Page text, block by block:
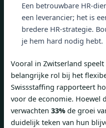
Een betrouwbare HR-
een leverancier; het is
bredere HR-strategie.
je hem hard nodig hebt.
Vooral in Zwitserland
belangrijke rol bij het
Swissstaffing rapporteert
voor de economie. Hoewel
verwachten 33% de groei
duidelijk teken van hun